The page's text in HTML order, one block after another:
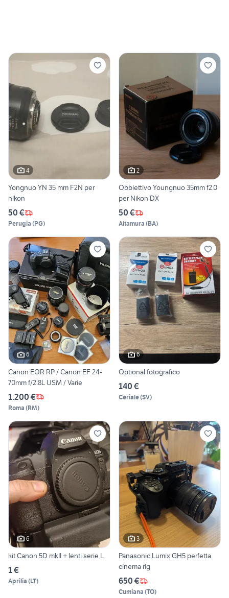
4
Yongnuo YN 35 mm F2N per
nikon
50 €
Perugia (PG)
2
Obbiettivo Youngnuo 35mm f2.0
per Nikon DX
50 €
Altamura (BA)
6
Canon EOR RP / Canon EF 24-
70mm f/2.8L USM / Varie
1.200 €
Roma (RM)
6
Optional fotografico
140 €
Ceriale(SV)
6
kit Canon 5D mkII + lenti serie L
1 €
Aprilia (LT)
3
Panasonic Lumix GH5 perfetta
cinema rig
650 €
Cumiana (TO)